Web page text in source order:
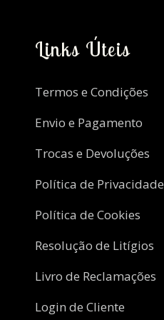
Links Úteis
Termos e Condições
Envio e Pagamento
Trocas e Devoluções
Política de Privacidade
Política de Cookies
Resolução de Litígios
Livro de Reclamações
Login de Cliente